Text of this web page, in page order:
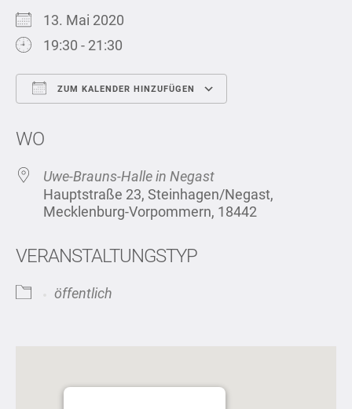
13. Mai 2020
19:30 - 21:30
ZUM KALENDER HINZUFÜGEN
WO
Uwe-Brauns-Halle in Negast
Hauptstraße 23, Steinhagen/Negast,
Mecklenburg-Vorpommern, 18442
VERANSTALTUNGSTYP
öffentlich